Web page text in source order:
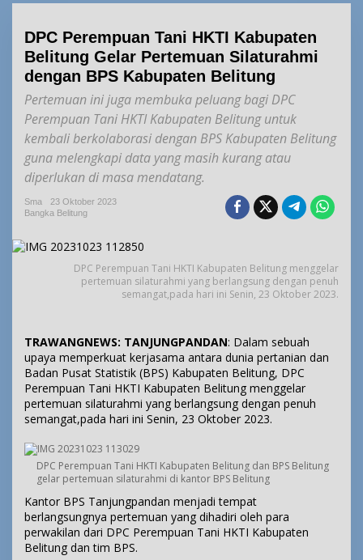
DPC Perempuan Tani HKTI Kabupaten
Belitung Gelar Pertemuan Silaturahmi
dengan BPS Kabupaten Belitung
Pertemuan ini juga membuka peluang bagi DPC
Perempuan Tani HKTI Kabupaten Belitung untuk
kembali berkolaborasi dengan BPS Kabupaten Belitung
guna melengkapi data yang masih kurang atau
diperlukan di masa mendatang.
Sma
23 Oktober 2023
Bangka Belitung
DPC Perempuan Tani HKTI Kabupaten Belitung menggelar
pertemuan silaturahmi yang berlangsung dengan penuh
semangat,pada hari ini Senin, 23 Oktober 2023.
TRAWANGNEWS: TANJUNGPANDAN: Dalam sebuah
upaya memperkuat kerjasama antara dunia pertanian dan
Badan Pusat Statistik (BPS) Kabupaten Belitung, DPC
Perempuan Tani HKTI Kabupaten Belitung menggelar
pertemuan silaturahmi yang berlangsung dengan penuh
semangat,pada hari ini Senin, 23 Oktober 2023.
DPC Perempuan Tani HKTI Kabupaten Belitung dan BPS Belitung
gelar pertemuan silaturahmi di kantor BPS Belitung
Kantor BPS Tanjungpandan menjadi tempat
berlangsungnya pertemuan yang dihadiri oleh para
perwakilan dari DPC Perempuan Tani HKTI Kabupaten
Belitung dan tim BPS.